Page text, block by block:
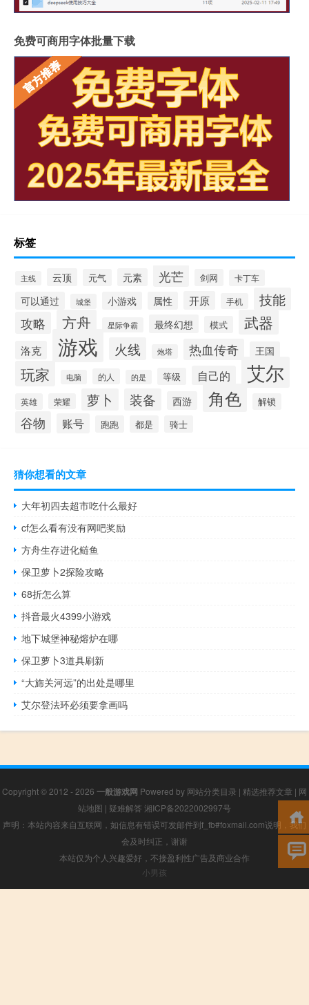
免费可商用字体批量下载
标签
主线 云顶 元气 元素 光芒 剑网 卡丁车
可以通过 城堡 小游戏 属性 开原 手机 技能
攻略 方舟 星际争霸 最终幻想 模式 武器
洛克 游戏 火线 炮塔 热血传奇 王国
玩家 电脑 的人 的是 等级 自己的 艾尔
英雄 荣耀 萝卜 装备 西游 角色 解锁
谷物 账号 跑跑 都是 骑士
猜你想看的文章
大年初四去超市吃什么最好
cf怎么看有没有网吧奖励
方舟生存进化鲢鱼
保卫萝卜2探险攻略
68折怎么算
抖音最火4399小游戏
地下城堡神秘熔炉在哪
保卫萝卜3道具刷新
“大旆关河远”的出处是哪里
艾尔登法环必须要拿画吗
Copyright © 2012 - 2026 一般游戏网 Powered by 网站分类目录 | 精选推荐文章 | 网
站地图 | 疑难解答 湘ICP备2022002997号
声明：本站内容来自互联网，如信息有错误可发邮件到f_fb#foxmail.com说明，我们
会及时纠正，谢谢
本站仅为个人兴趣爱好，不接盈利性广告及商业合作
小男孩